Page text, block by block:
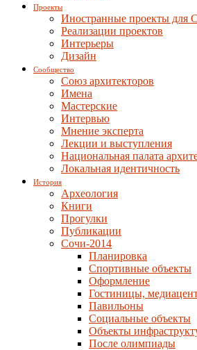
Проекты
Иностранные проекты для
Реализации проектов
Интерьеры
Дизайн
Сообщество
Союз архитекторов
Имена
Мастерские
Интервью
Мнение эксперта
Лекции и выступления
Национальная палата
Локальная идентичность
История
Археология
Книги
Прогулки
Публикации
Сочи-2014
Планировка
Спортивные объекты
Оформление
Гостиницы,
Павильоны
Социальные объекты
Объекты
После олимпиады